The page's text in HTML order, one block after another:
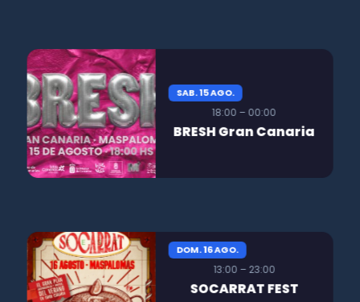
SAB. 15 AGO.
18:00 – 00:00
BRESH Gran Canaria
DOM. 16 AGO.
13:00 – 23:00
SOCARRAT FEST